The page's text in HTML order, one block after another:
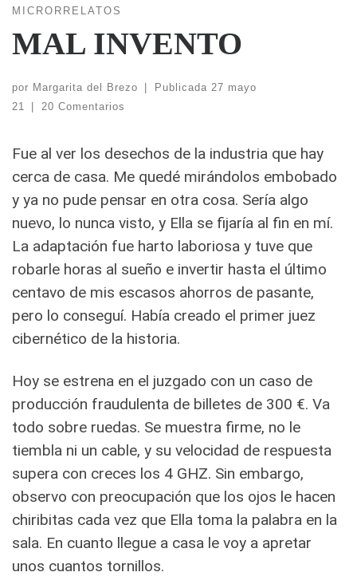
MICRORRELATOS
MAL INVENTO
por Margarita del Brezo | Publicada 27 mayo
21
| 20 Comentarios
Fue al ver los desechos de la industria que hay
cerca de casa. Me quedé mirándolos embobado
y ya no pude pensar en otra cosa. Sería algo
nuevo, lo nunca visto, y Ella se fijaría al fin en mí.
La adaptación fue harto laboriosa y tuve que
robarle horas al sueño e invertir hasta el último
centavo de mis escasos ahorros de pasante,
pero lo conseguí. Había creado el primer juez
cibernético de la historia.
Hoy se estrena en el juzgado con un caso de
producción fraudulenta de billetes de 300 €. Va
todo sobre ruedas. Se muestra firme, no le
tiembla ni un cable, y su velocidad de respuesta
supera con creces los 4 GHZ. Sin embargo,
observo con preocupación que los ojos le hacen
chiribitas cada vez que Ella toma la palabra en la
sala. En cuanto llegue a casa le voy a apretar
unos cuantos tornillos.